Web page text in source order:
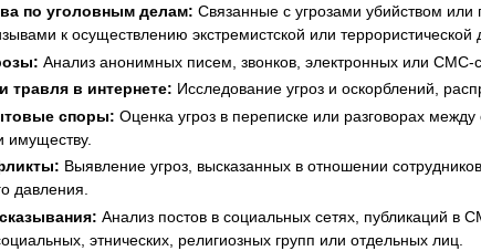
по уголовным делам: Связанные с угрозами убийством
к осуществлению экстремистской или террористической
Анализ анонимных писем, звонков, электронных или
травля в интернете: Исследование угроз и оскорблений,
споры: Оценка угроз в переписке или разговорах
имуществу.
Выявление угроз, высказанных в отношении
давления.
Анализ постов в социальных сетях, публикаций в
этнических, религиозных групп или отдельных лиц.